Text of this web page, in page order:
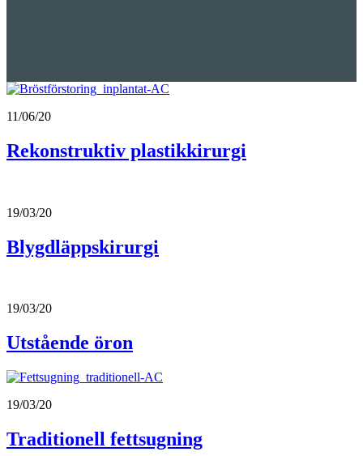
11/06/20
Rekonstruktiv plastikkirurgi
19/03/20
Blygdläppskirurgi
19/03/20
Utstående öron
19/03/20
Traditionell fettsugning